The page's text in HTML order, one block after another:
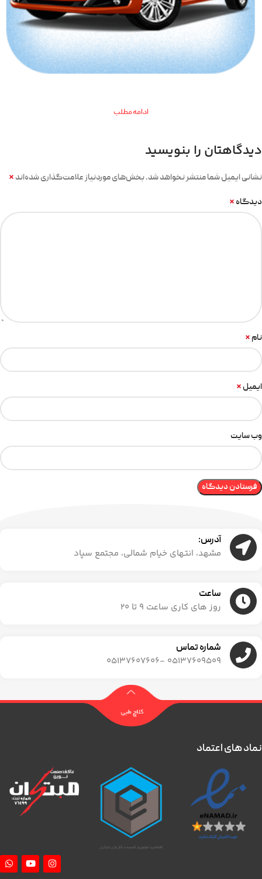
ادامه مطلب
دیدگاهتان را بنویسید
نشانی ایمیل شما منتشر نخواهد شد.بخش‌های موردنیاز علامت‌گذاری شده‌اند *
دیدگاه *
نام *
ایمیل *
وب‌ سایت
آدرس:
مشهد، انتهای خیام شمالی، مجتمع سپاد
ساعت
روز های کاری ساعت ۹ تا ۲۰
شماره تماس
05137609509 -05137607606
نماد های اعتماد